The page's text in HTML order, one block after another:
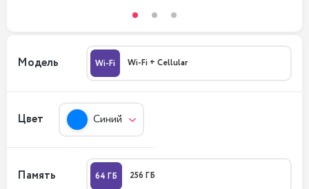
Модель Wi-Fi Wi-Fi + Cellular
Цвет Синий
Память 64 ГБ 256 ГБ